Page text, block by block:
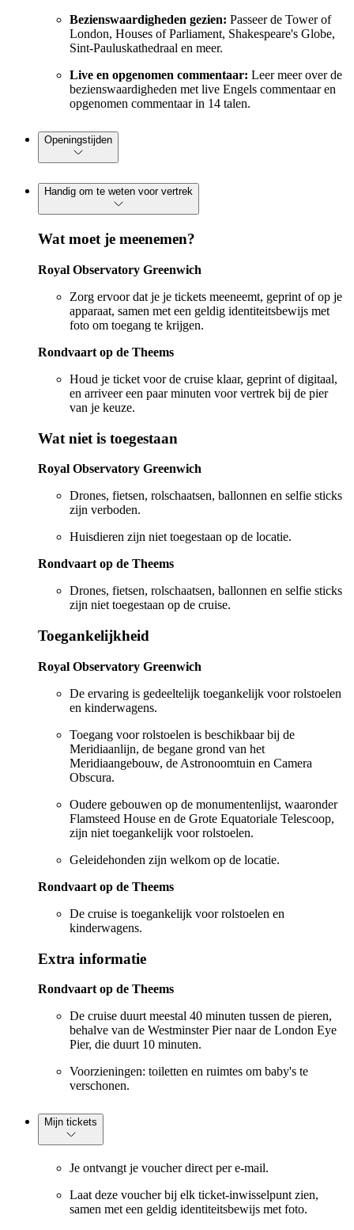
Bezienswaardigheden gezien: Passeer de Tower of
London, Houses of Parliament, Shakespeare's Globe,
Sint-Pauluskathedraal en meer.
Live en opgenomen commentaar: Leer meer over de
bezienswaardigheden met live Engels commentaar en
opgenomen commentaar in 14 talen.
Openingstijden
Handig om te weten voor vertrek
Wat moet je meenemen?
Royal Observatory Greenwich
Zorg ervoor dat je je tickets meeneemt, geprint of op je
apparaat, samen met een geldig identiteitsbewijs met
foto om toegang te krijgen.
Rondvaart op de Theems
Houd je ticket voor de cruise klaar, geprint of digitaal,
en arriveer een paar minuten voor vertrek bij de pier
van je keuze.
Wat niet is toegestaan
Royal Observatory Greenwich
Drones, fietsen, rolschaatsen, ballonnen en selfie sticks
zijn verboden.
Huisdieren zijn niet toegestaan op de locatie.
Rondvaart op de Theems
Drones, fietsen, rolschaatsen, ballonnen en selfie sticks
zijn niet toegestaan op de cruise.
Toegankelijkheid
Royal Observatory Greenwich
De ervaring is gedeeltelijk toegankelijk voor rolstoelen
en kinderwagens.
Toegang voor rolstoelen is beschikbaar bij de
Meridiaanlijn, de begane grond van het
Meridiaangebouw, de Astronoomtuin en Camera
Obscura.
Oudere gebouwen op de monumentenlijst, waaronder
Flamsteed House en de Grote Equatoriale Telescoop,
zijn niet toegankelijk voor rolstoelen.
Geleidehonden zijn welkom op de locatie.
Rondvaart op de Theems
De cruise is toegankelijk voor rolstoelen en
kinderwagens.
Extra informatie
Rondvaart op de Theems
De cruise duurt meestal 40 minuten tussen de pieren,
behalve van de Westminster Pier naar de London Eye
Pier, die duurt 10 minuten.
Voorzieningen: toiletten en ruimtes om baby's te
verschonen.
Mijn tickets
Je ontvangt je voucher direct per e-mail.
Laat deze voucher bij elk ticket-inwisselpunt zien,
samen met een geldig identiteitsbewijs met foto.